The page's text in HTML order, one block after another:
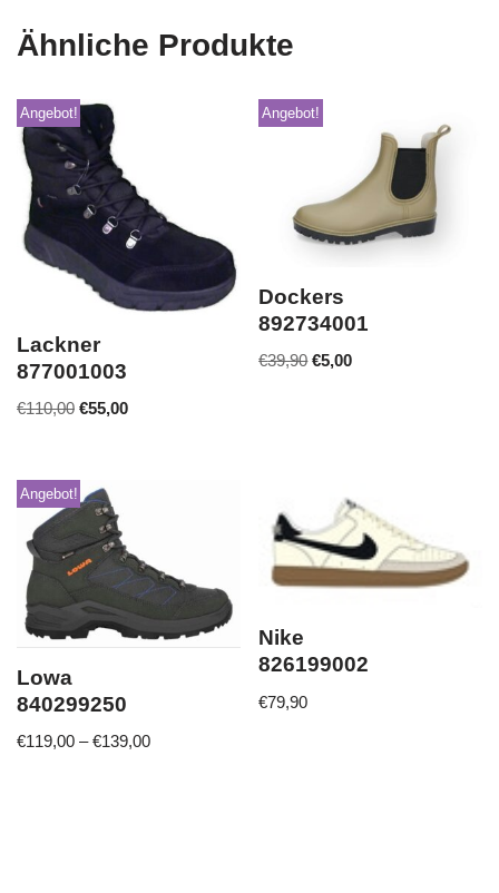
Ähnliche Produkte
Angebot!
Lackner
877001003
€110,00 €55,00
Angebot!
Dockers
892734001
€39,90 €5,00
Angebot!
Lowa
840299250
€119,00 –€139,00
Nike
826199002
€79,90